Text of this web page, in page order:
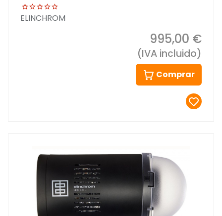
ELINCHROM
995,00 €
(IVA incluido)
Comprar